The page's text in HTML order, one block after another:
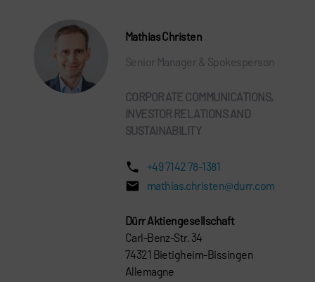
Mathias Christen
Senior Manager & Spokesperson
CORPORATE COMMUNICATIONS,
INVESTOR RELATIONS AND
SUSTAINABILITY
+49 7142 78-1381
mathias.christen@durr.com
Dürr Aktiengesellschaft
Carl-Benz-Str. 34
74321 Bietigheim-Bissingen
Allemagne